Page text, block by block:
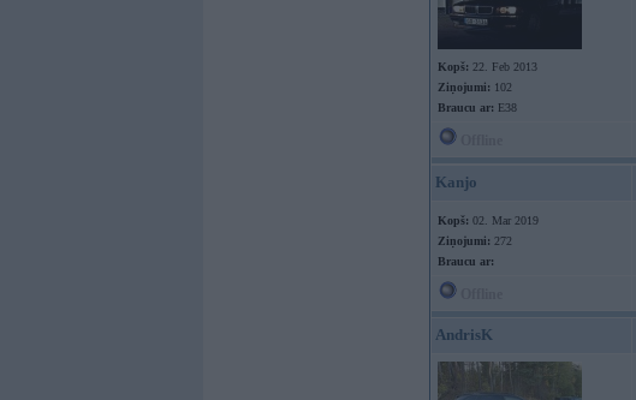
Kopš: 22. Feb 2013
Ziņojumi: 102
Braucu ar: E38
Kanjo
Kopš: 02. Mar 2019
Ziņojumi: 272
Braucu ar:
AndrisK